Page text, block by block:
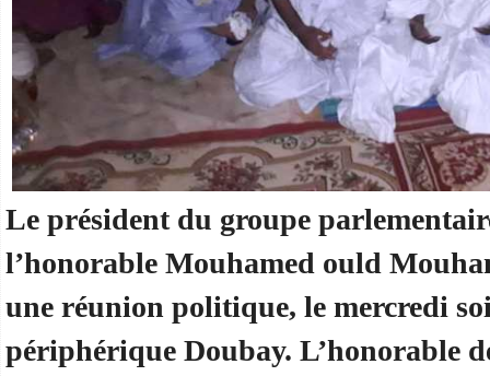
Le président du groupe
l’honorable Mouhamed ould
une réunion politique, le mercredi
périphérique Doubay. L’honorable